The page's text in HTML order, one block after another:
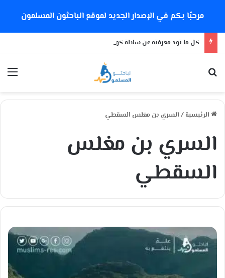
مرحبًا بكم في الإصدار الجديد لموقع الباحثون المسلمون
كل ما تود معرفته عن سلالة كورونا الجديدة
الرئيسية / السري بن مغلس السقطي
السري بن مغلس
السقطي